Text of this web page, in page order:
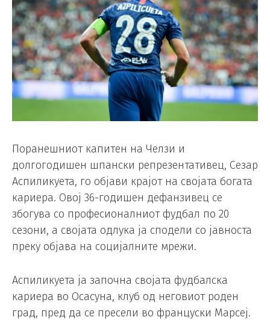
Поранешниот капитен на Челзи и
долгогодишен шпански репрезентативец, Сезар
Аспиликуета, го објави крајот на својата богата
кариера. Овој 36-годишен дефанзивец се
збогува со професионалниот фудбал по 20
сезони, а својата одлука ја сподели со јавноста
преку објава на социјалните мрежи.
Аспиликуета ја започна својата фудбалска
кариера во Осасуна, клуб од неговиот роден
град, пред да се пресели во француски Марсеј.